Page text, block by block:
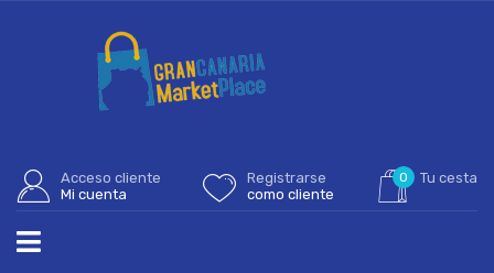
Acceso cliente
Mi cuenta
Registrarse
como cliente
0 Tu cesta